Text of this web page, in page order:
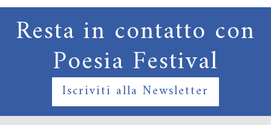
Resta in contatto con
Poesia Festival
Iscriviti alla Newsletter